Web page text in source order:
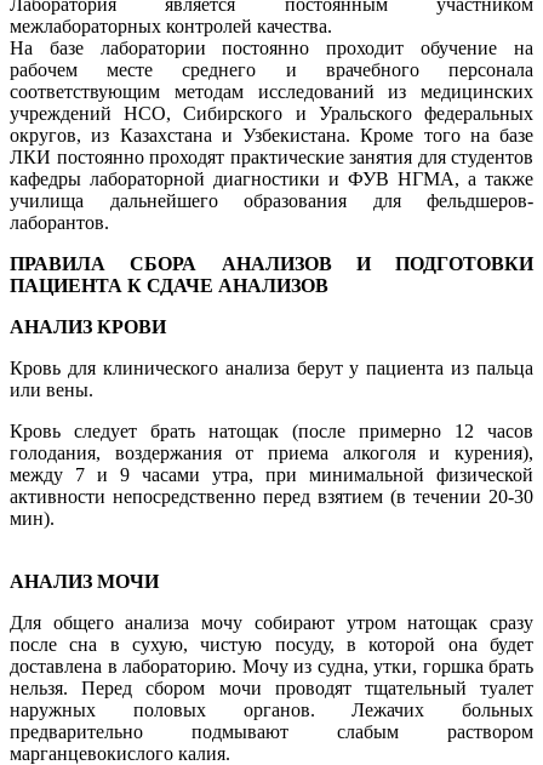
межлабораторных контролей качества.
На базе лаборатории постоянно проходит обучение на
рабочем месте среднего и врачебного персонала
соответствующим методам исследований из медицинских
учреждений НСО, Сибирского и Уральского федеральных
округов, из Казахстана и Узбекистана. Кроме того на базе
ЛКИ постоянно проходят практические занятия для студентов
кафедры лабораторной диагностики и ФУВ НГМА, а также
училища дальнейшего образования для фельдшеров-
лаборантов.
ПРАВИЛА СБОРА АНАЛИЗОВ И ПОДГОТОВКИ
ПАЦИЕНТА К СДАЧЕ АНАЛИЗОВ
АНАЛИЗ КРОВИ
Кровь для клинического анализа берут у пациента из пальца
или вены.
Кровь следует брать натощак (после примерно 12 часов
голодания, воздержания от приема алкоголя и курения),
между 7 и 9 часами утра, при минимальной физической
активности непосредственно перед взятием (в течении 20-30
мин).
АНАЛИЗ МОЧИ
Для общего анализа мочу собирают утром натощак сразу
после сна в сухую, чистую посуду, в которой она будет
доставлена в лабораторию. Мочу из судна, утки, горшка брать
нельзя. Перед сбором мочи проводят тщательный туалет
наружных половых органов. Лежачих больных
предварительно подмывают слабым раствором
марганцевокислого калия.